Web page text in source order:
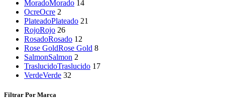
MoradoMorado 14
OcreOcre 2
PlateadoPlateado 21
RojoRojo 26
RosadoRosado 12
Rose GoldRose Gold 8
SalmonSalmon 2
TraslucidoTraslucido 17
VerdeVerde 32
Filtrar Por Marca